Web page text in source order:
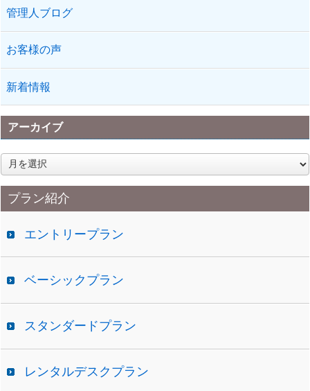
管理人ブログ
お客様の声
新着情報
アーカイブ
ア
ー
カ
イプラン紹介
エントリープラン
ベーシックプラン
スタンダードプラン
レンタルデスクプラン